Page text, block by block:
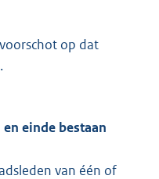
op dat
einde bestaan
van één of